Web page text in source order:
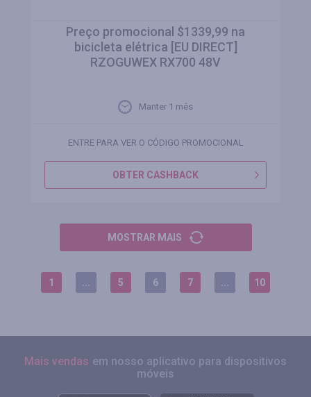
Preço promocional $1339,99 na
bicicleta elétrica [EU DIRECT]
RZOGUWEX RX700 48V
Manter 1 mês
ENTRE PARA VER O CÓDIGO PROMOCIONAL
OBTER CASHBACK
MOSTRAR MAIS
1 5 6 7 10
Mais vendas em nosso aplicativo para dispositivos
móveis